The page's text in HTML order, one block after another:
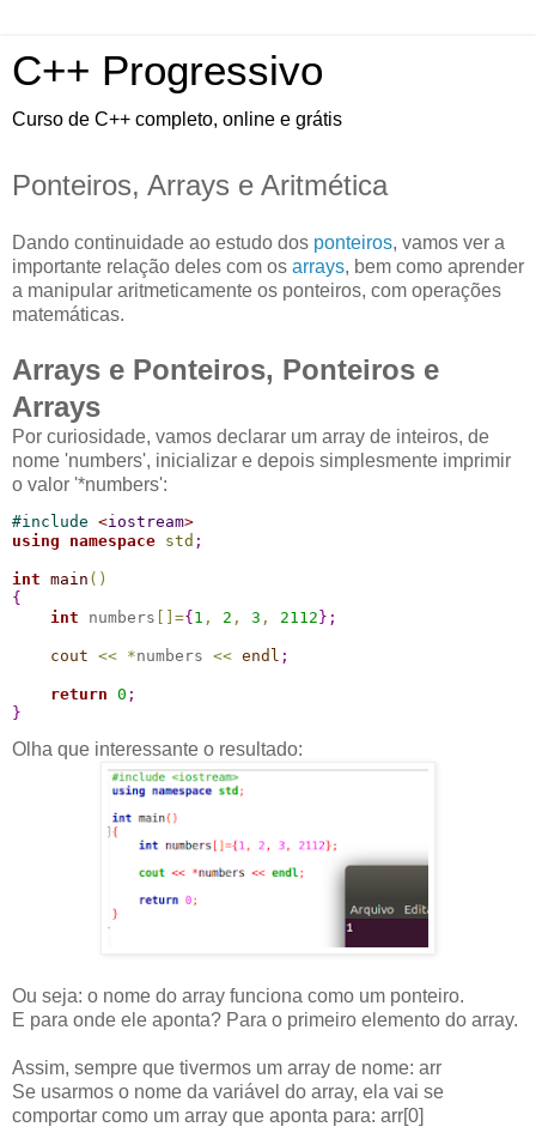
C++ Progressivo
Curso de C++ completo, online e grátis
Ponteiros, Arrays e Aritmética
Dando continuidade ao estudo dos ponteiros, vamos ver a
importante relação deles com os arrays, bem como aprender
a manipular aritmeticamente os ponteiros, com operações
matemáticas.
Arrays e Ponteiros, Ponteiros e
Arrays
Por curiosidade, vamos declarar um array de inteiros, de
nome 'numbers', inicializar e depois simplesmente imprimir
o valor '*numbers':
#include <iostream>
using
namespace std ;
int main ( )
{
int numbers [ ] ={1 , 2 , 3 , 2112} ;
cout << *numbers << endl ;
return 0 ;
}
Olha que interessante o resultado:
Ou seja: o nome do array funciona como um ponteiro.
E para onde ele aponta? Para o primeiro elemento do array.
Assim, sempre que tivermos um array de nome: arr
Se usarmos o nome da variável do array, ela vai se
comportar como um array que aponta para: arr[0]